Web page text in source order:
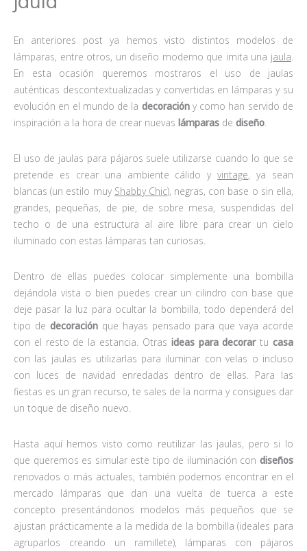
En anteriores post ya hemos visto distintos modelos de
lámparas, entre otros, un diseño moderno que imita una jaula
En esta ocasión queremos mostraros el uso de jaulas
auténticas descontextualizadas y convertidas en lámparas y su
evolución en el mundo de la decoracióny como han servido de
inspiración a la hora de crear nuevas lámparas de diseño
El uso de jaulas para pájaros suele utilizarse cuando lo que se
pretende es crear una ambiente cálido yvintage, ya sean
blancas (un estilo muy Shabby Chic), negras, con base o sin ella,
grandes, pequeñas, de pie, de sobre mesa, suspendidas del
techo o de una estructura al aire libre para crear un cielo
iluminado con estas lámparas tan curiosas.
Dentro de ellas puedes colocar simplemente una bombilla
dejándola vista o bien puedes crear un cilindro con base que
deje pasar la luz para ocultar la bombilla, todo dependerá del
tipo de decoración que hayas pensado para que vaya acorde
con el resto de la estancia. Otras ideas para decorartucasa
con las jaulas es utilizarlas para iluminar con velas o incluso
con luces de navidad enredadas dentro de ellas. Para las
fiestas es un gran recurso, te sales de la norma y consigues dar
un toque de diseño nuevo.
Hasta aquí hemos visto como reutilizar las jaulas, pero si lo
que queremos es simular este tipo de iluminación con diseños
renovados o más actuales, también podemos encontrar en el
mercado lámparas que dan una vuelta de tuerca a este
concepto presentándonos modelos más pequeños que se
ajustan prácticamente a la medida de la bombilla (ideales para
agruparlos creando un ramillete), lámparas con pájaros